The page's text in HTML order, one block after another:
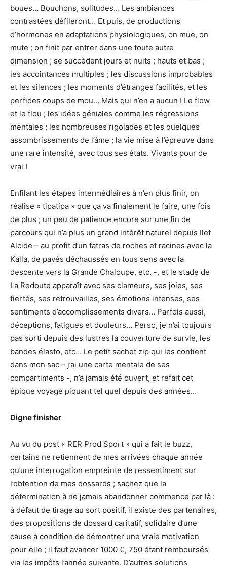
boues… Bouchons, solitudes… Les ambiances
contrastées défileront… Et puis, de productions
d’hormones en adaptations physiologiques, on mue, on
mute ; on finit par entrer dans une toute autre
dimension ; se succèdent jours et nuits ; hauts et bas ;
les accointances multiples ; les discussions improbables
et les silences ; les moments d’étranges facilités, et les
perfides coups de mou… Mais qui n’en a aucun ! Le flow
et le flou ; les idées géniales comme les régressions
mentales ; les nombreuses rigolades et les quelques
assombrissements de l’âme ; la vie mise à l’épreuve dans
une rare intensité, avec tous ses états. Vivants pour de
vrai !
Enfilant les étapes intermédiaires à n’en plus finir, on
réalise « tipatipa » que ça va finalement le faire, une fois
de plus ; un peu de patience encore sur une fin de
parcours qui n’a plus un grand intérêt naturel depuis Ilet
Alcide – au profit d’un fatras de roches et racines avec la
Kalla, de pavés déchaussés en tous sens avec la
descente vers la Grande Chaloupe, etc. -, et le stade de
La Redoute apparaît avec ses clameurs, ses joies, ses
fiertés, ses retrouvailles, ses émotions intenses, ses
sentiments d’accomplissements divers… Parfois aussi,
déceptions, fatigues et douleurs… Perso, je n’ai toujours
pas sorti depuis des lustres la couverture de survie, les
bandes élasto, etc… Le petit sachet zip qui les contient
dans mon sac – j’ai une carte mentale de ses
compartiments -, n’a jamais été ouvert, et refait cet
épique voyage piquant tel quel depuis des années…
Digne finisher
Au vu du post « RER Prod Sport » qui a fait le buzz,
certains ne retiennent de mes arrivées chaque année
qu’une interrogation empreinte de ressentiment sur
l’obtention de mes dossards ; sachez que la
détermination à ne jamais abandonner commence par là :
à défaut de tirage au sort positif, il existe des partenaires,
des propositions de dossard caritatif, solidaire d’une
cause à condition de démontrer une vraie motivation
pour elle ; il faut avancer 1000 €, 750 étant remboursés
via les impôts l’année suivante. D’autres solutions